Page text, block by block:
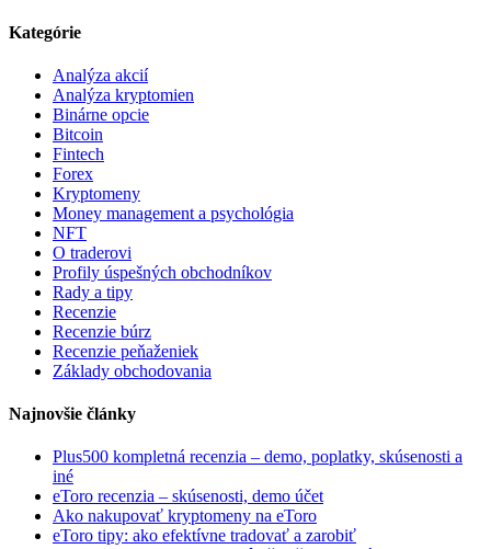
Kategórie
Analýza akcií
Analýza kryptomien
Binárne opcie
Bitcoin
Fintech
Forex
Kryptomeny
Money management a psychológia
NFT
O traderovi
Profily úspešných obchodníkov
Rady a tipy
Recenzie
Recenzie búrz
Recenzie peňaženiek
Základy obchodovania
Najnovšie články
Plus500 kompletná recenzia – demo, poplatky, skúsenosti a
iné
eToro recenzia – skúsenosti, demo účet
Ako nakupovať kryptomeny na eToro
eToro tipy: ako efektívne tradovať a zarobiť